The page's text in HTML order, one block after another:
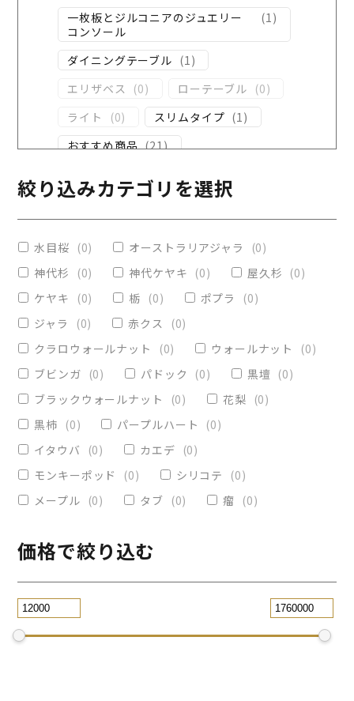
一枚板とジルコニアのジュエリー
コンソール
(1)
ダイニングテーブル (1)
エリザベス (0) ローテーブル (0)
ライト
(0) スリムタイプ (1)
おすすめ商品 (21)
コンソール
)
リビングテーブル
ヴィクトリア ( 2)
オリーブ (0) レジンペン (2)
ストレート ( 1)
パープルハート (0 替芯 (0)
2WAY万年筆 (1 )
一枚板テーブル (0)
(
サイドテーブル
スタビライズドウッドボールペン
絞り込みカテゴリを選択
水目桜 (0) オーストラリアジャラ (0)
神代杉
(0) 神代ケヤキ (0) 屋久杉 (0)
ケヤキ
(0) 栃 (0) ポプラ (0)
ジャラ
(0) 赤クス (0)
クラロウォールナット
(0) ウォールナット (0)
ブビンガ (0) パドック (0) 黒壇 (0)
ブラックウォールナット
(0) 花梨 (0)
黒柿 (0) パープルハート (0)
イタウバ
(0) カエデ (0)
モンキーポッド
(0) シリコテ (0)
メープル (0) タブ (0) 瘤 (0)
価格で絞り込む